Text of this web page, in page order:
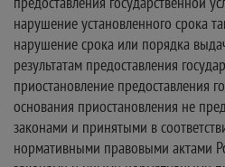
нарушение установленного срока
нарушение срока или порядка
результатам предоставления
приостановление предоставления
основания приостановления не
законами и принятыми в
нормативными правовыми актами